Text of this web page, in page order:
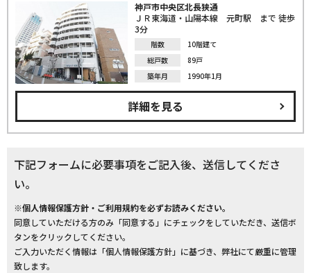
神戸市中央区北長狭通
ＪＲ東海道・山陽本線 元町駅 まで 徒歩
3分
階数
10階建て
総戸数
89戸
築年月
1990年1月
詳細を見る
下記フォームに必要事項をご記入後、送信してくださ
い。
※個人情報保護方針・ご利用規約を必ずお読みください。
同意していただける方のみ「同意する」にチェックをしていただき、送信ボ
タンをクリックしてください。
ご入力いただく情報は「個人情報保護方針」に基づき、弊社にて厳重に管理
致します。